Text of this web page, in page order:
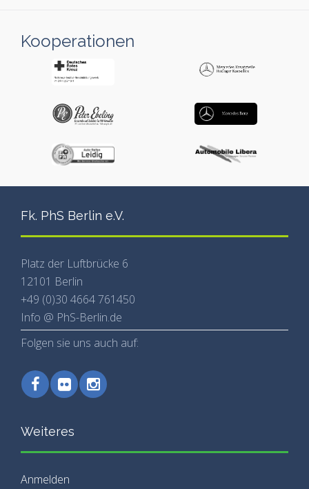
Kooperationen
Fk. PhS Berlin e.V.
Platz der Luftbrücke 6
12101 Berlin
+49 (0)30 4664 761450
Info @ PhS-Berlin.de
Folgen sie uns auch auf:
Weiteres
Anmelden